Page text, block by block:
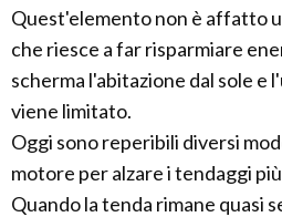
Quest'elemento non è affatto
che riesce a far risparmiare
scherma l'abitazione dal sole e
viene limitato.
Oggi sono reperibili diversi
motore per alzare i tendaggi
Quando la tenda rimane quasi